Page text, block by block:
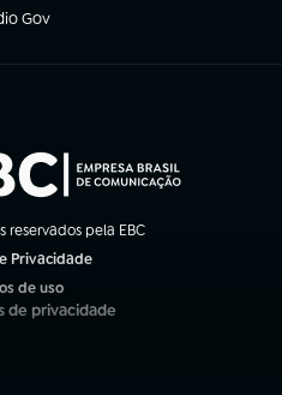
Gov
em nova aba)
reservados pela EBC
Privacidade
de uso
nova aba)
de privacidade